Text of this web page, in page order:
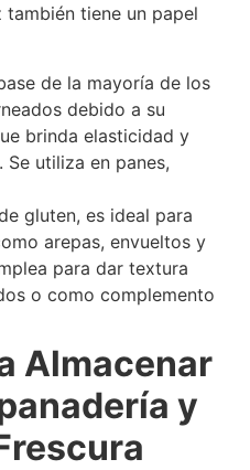
también tiene un papel
de la mayoría de los
debido a su
brinda elasticidad y
Se utiliza en panes,
gluten, es ideal para
arepas, envueltos y
para dar textura
o como complemento
Almacenar
y